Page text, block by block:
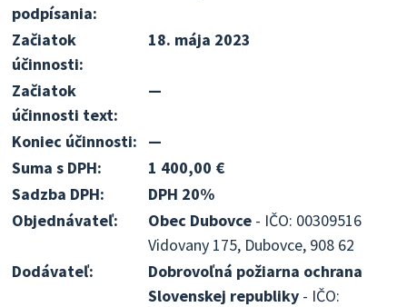
podpísania:
Začiatok
účinnosti:
18. mája 2023
Začiatok
účinnosti text:
—
Koniec účinnosti:
—
Suma s DPH:
1 400,00 €
Sadzba DPH:
DPH 20%
Objednávateľ:
Obec Dubovce - IČO: 00309516
Vidovany 175, Dubovce, 908 62
Dodávateľ:
Dobrovoľná požiarna ochrana
Slovenskej republiky - IČO: